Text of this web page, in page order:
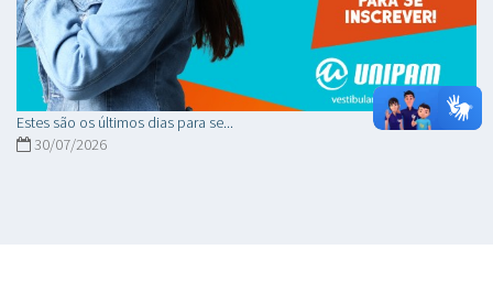
Estes são os últimos dias para se...
30/07/2026